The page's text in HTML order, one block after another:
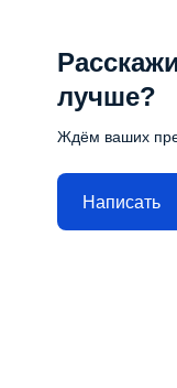
лучше?
Ждём ваших
Написать